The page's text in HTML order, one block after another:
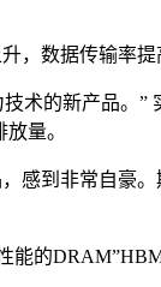
，数据传输率提
术的新产品。”
量。
感到非常自豪
能的